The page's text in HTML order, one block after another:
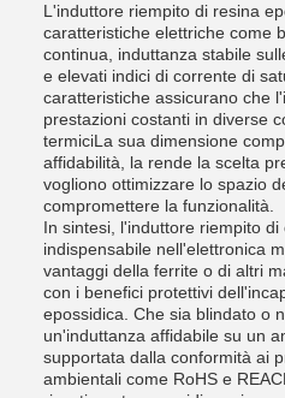
L'induttore riempito di resina
caratteristiche elettriche come
continua, induttanza stabile
e elevati indici di corrente di
caratteristiche assicurano che
prestazioni costanti in diverse
termiciLa sua dimensione
affidabilità, la rende la scelta
vogliono ottimizzare lo spazio
compromettere la funzionalità.
In sintesi, l'induttore riempito
indispensabile nell'elettronica
vantaggi della ferrite o di altri
con i benefici protettivi
epossidica. Che sia blindato o
un'induttanza affidabile su un
supportata dalla conformità ai
ambientali come RoHS e